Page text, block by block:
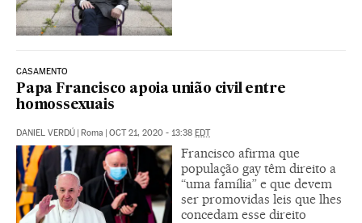
CASAMENTO
Papa Francisco apoia união civil entre
homossexuais
DANIEL VERDÚ | Roma | OCT 21, 2020 - 13:38 EDT
Francisco afirma que
população gay têm direito a
“uma família” e que devem
ser promovidas leis que lhes
concedam esse direito